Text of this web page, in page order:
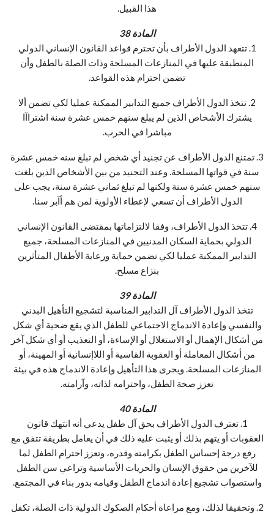
هذا القبيل.
المادة 38
1. تتعهد الدول الأطراف بأن تحترم قواعد القانون الإنساني الدولي
المنطبقة عليها في المنازعات المسلحة وذات الصلة بالطفل وأن
تضمن احترام هذه القواعد.
2. تتخذ الدول الأطراف جميع التدابير الممكنة عمليا لكي تضمن ألا
يشترك الأشخاص الذين لم يبلغ سنهم خمس عشرة سنة اشتراآا
مباشرا في الحرب.
3. تمتنع الدول الأطراف عن تجنيد أي شخص لم تبلغ سنه خمس عشرة
سنة في قواتها المسلحة. وعند التجنيد من بين الأشخاص الذين بلغت
سنهم خمس عشرة سنة ولكنها لم تبلغ ثماني عشرة سنة، يجب على
الدول الأطراف أن تسعي لإعطاء الأولوية لمن هم أآبر سنا.
4. تتخذ الدول الأطراف، وفقا لالتزاماتها بمقتضى القانون الإنساني
الدولي بحماية السكان المدنيين في المنازعات المسلحة، جميع
التدابير الممكنة عمليا لكي تضمن حماية ورعاية الأطفال المتأثرين
بنزاع مسلح.
المادة 39
تتخذ الدول الأطراف آل التدابير المناسبة لتشجيع التأهيل البدني
والنفسي وإعادة الاندماج الاجتماعي للطفل الذي يقع ضحية أي شكل
من أشكال الإهمال أو الاستغلال أو الإساءة، أو التعذيب أو أي شكل آخر
من أشكال المعاملة أو العقوبة القاسية أو اللاإنسانية أو المهينة، أو
المنازعات المسلحة. ويجرى هذا التأهيل وإعادة الاندماج هذه في بيئة
تعزز صحة الطفل، واحترامه لذاته، وآرامته.
المادة 40
1. تعترف الدول الأطراف بحق آل طفل يدعي أنه انتهك قانون
العقوبات أو يتهم بذلك أو يثبت عليه ذلك في أن يعامل بطريقة تتفق مع
رفع درجة إحساس الطفل بكرامته وقدره، وتعزز احترام الطفل لما
للآخرين من حقوق الإنسان والحريات الأساسية وتراعي سن الطفل
واستصواب تشجيع إعادة اندماج الطفل وقيامه بدور بناء في المجتمع.
2. وتحقيقا لذلك، ومع مراعاة أحكام الصكوك الدولية ذات الصلة، تكفل